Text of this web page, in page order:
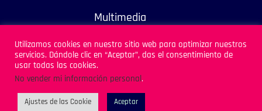
Multimedia
2025
Sitio Desarrollado por
Archipiélago
Utilizamos cookies en nuestro sitio web para optimizar nuestros
servicios. Dándole clic en “Aceptar”, das el consentimiento de
usar todas las cookies.
No vender mi información personal.
Ajustes de las Cookie Aceptar